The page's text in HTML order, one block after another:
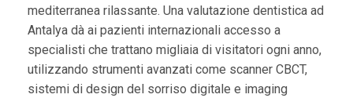
mediterranea rilassante. Una valutazione dentistica ad
Antalya dà ai pazienti internazionali accesso a
specialisti che trattano migliaia di visitatori ogni anno,
utilizzando strumenti avanzati come scanner CBCT,
sistemi di design del sorriso digitale e imaging